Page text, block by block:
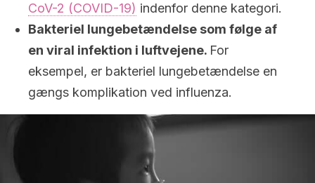
CoV-2 (COVID-19) indenfor denne kategori.
Bakteriel lungebetændelse som følge af
en viral infektion i luftvejene. For
eksempel, er bakteriel lungebetændelse en
gængs komplikation ved influenza.